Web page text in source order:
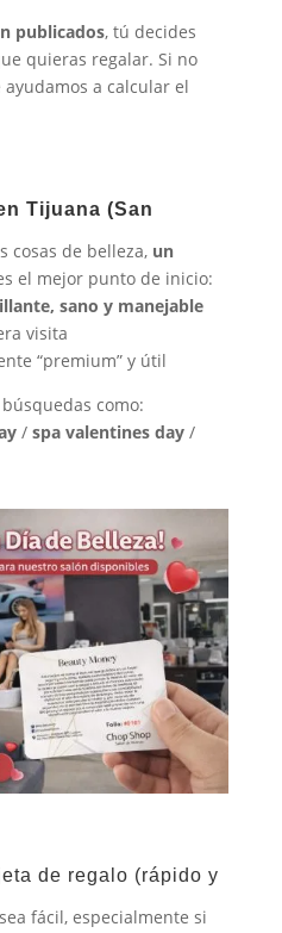
publicados, tú decides
quieras regalar. Si no
a calcular el
Tijuana (San
cosas de belleza, un
el mejor punto de inicio:
sano y manejable
visita
“premium” y útil
como:
/ spa valentines day/
de regalo (rápido y
fácil, especialmente si